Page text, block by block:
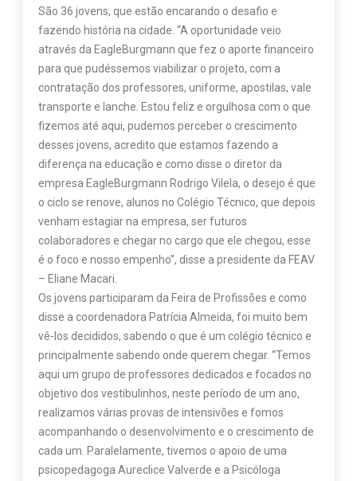
São 36 jovens, que estão encarando o desafio e
fazendo história na cidade. “A oportunidade veio
através da EagleBurgmann que fez o aporte financeiro
para que pudéssemos viabilizar o projeto, com a
contratação dos professores, uniforme, apostilas, vale
transporte e lanche. Estou feliz e orgulhosa com o que
fizemos até aqui, pudemos perceber o crescimento
desses jovens, acredito que estamos fazendo a
diferença na educação e como disse o diretor da
empresa EagleBurgmann Rodrigo Vilela, o desejo é que
o ciclo se renove, alunos no Colégio Técnico, que depois
venham estagiar na empresa, ser futuros
colaboradores e chegar no cargo que ele chegou, esse
é o foco e nosso empenho”, disse a presidente da FEAV
– Eliane Macari.
Os jovens participaram da Feira de Profissões e como
disse a coordenadora Patrícia Almeida, foi muito bem
vê-los decididos, sabendo o que é um colégio técnico e
principalmente sabendo onde querem chegar. “Temos
aqui um grupo de professores dedicados e focados no
objetivo dos vestibulinhos, neste período de um ano,
realizamos várias provas de intensivões e fomos
acompanhando o desenvolvimento e o crescimento de
cada um. Paralelamente, tivemos o apoio de uma
psicopedagoga Aureclice Valverde e a Psicóloga